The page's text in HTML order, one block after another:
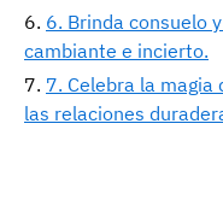
6. Brinda consuelo
cambiante e incierto.
7. Celebra la
las relaciones